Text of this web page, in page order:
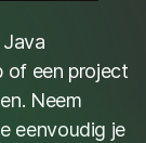
of een project
Neem
eenvoudig je